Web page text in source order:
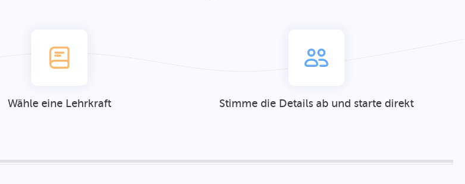
Wähle eine Lehrkraft Stimme die Details ab und starte direkt